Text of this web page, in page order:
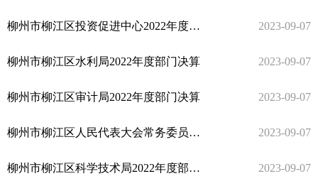
柳州市柳江区投资促进中心2022年度部门决算 2023-09-07
柳州市柳江区水利局2022年度部门决算 2023-09-07
柳州市柳江区审计局2022年度部门决算 2023-09-07
柳州市柳江区人民代表大会常务委员会办公室2022年度部门决算 2023-09-07
柳州市柳江区科学技术局2022年度部门决算 2023-09-07